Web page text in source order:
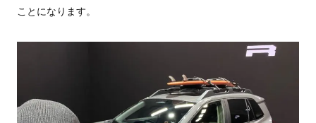
ことになります。